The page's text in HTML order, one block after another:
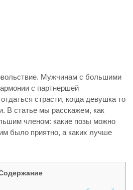
Мужчинам с большими
с партнершей
страсти, когда девушка то
В статье мы расскажем, как
членом: какие позы можно
было приятно, а каких лучше